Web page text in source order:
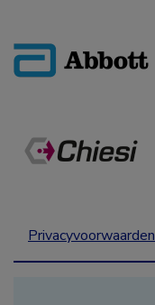
Privacyvoorwaarden